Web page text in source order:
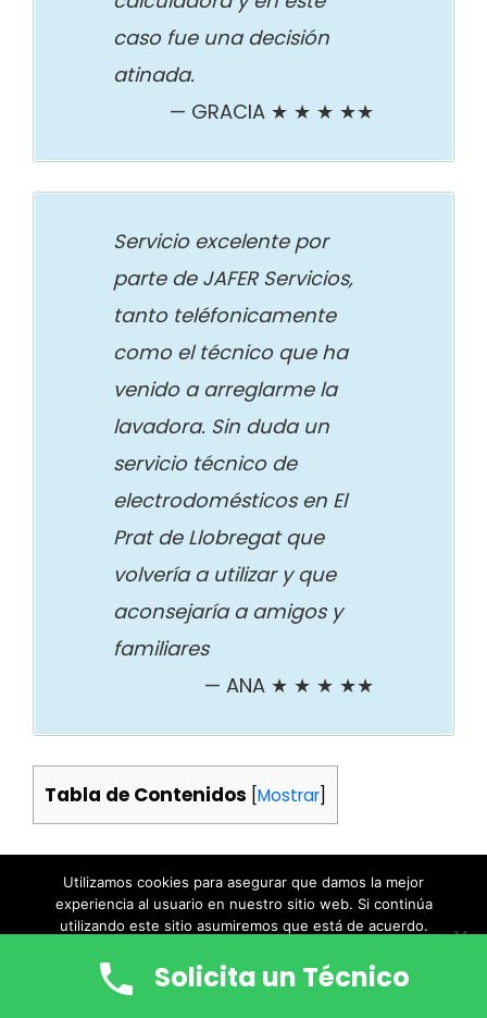
caso fue una decisión
atinada.
GRACIA ★ ★ ★ ★★
Servicio excelente por
parte de JAFER Servicios,
tanto teléfonicamente
como el técnico que ha
venido a arreglarme la
lavadora. Sin duda un
servicio técnico de
electrodomésticos en El
Prat de Llobregat que
volvería a utilizar y que
aconsejaría a amigos y
familiares
ANA ★ ★ ★ ★★
Tabla de Contenidos Mostrar
Solicita un Técnico
Utilizamos cookies para asegurar que damos la mejor
experiencia al usuario en nuestro sitio web. Si continúa
utilizando este sitio asumiremos que está de acuerdo.
Ok Leer Más